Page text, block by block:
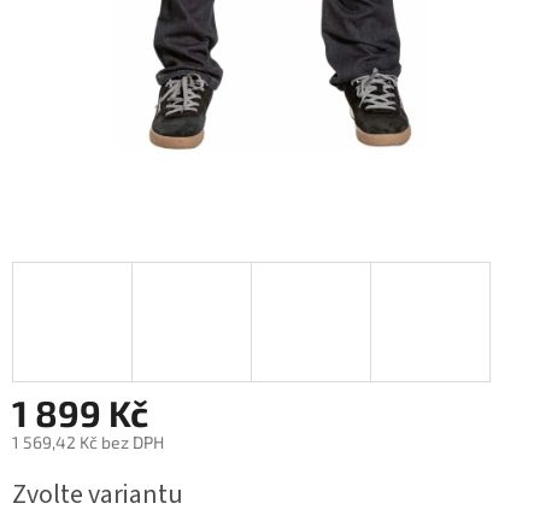
1 899 Kč
1 569,42 Kč bez DPH
cena:
Zvolte variantu